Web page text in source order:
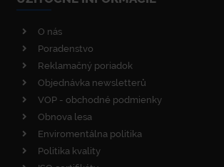
O nás
Poradenstvo
Reklamačný poriadok
Objednávka newsletterů
VOP - obchodné podmienky
Obnova lesa
Enviromentálna politika
Politika kvality